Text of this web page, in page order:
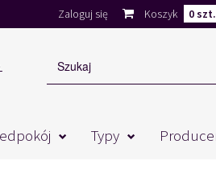
Koszyk 0szt.
Zaloguj się
Typy